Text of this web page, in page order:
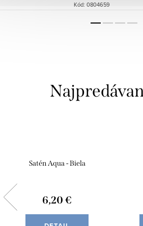
Kód: 0804659
Satén Aqua - Biela
6,20 €